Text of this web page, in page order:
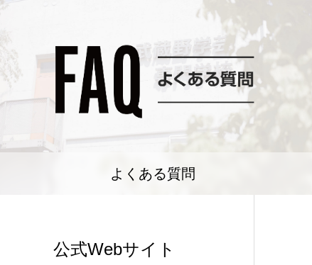
よくある質問
公式Webサイト